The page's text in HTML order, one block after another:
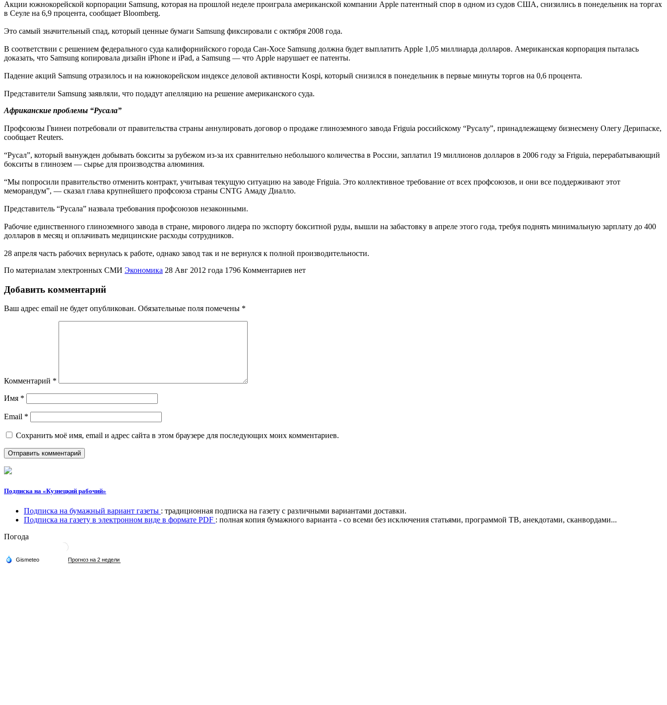
Акции южнокорейской корпорации Samsung, которая на прошлой неделе проиграла американской компании Apple патентный спор в одном из судов США, снизились в понедельник на торгах
в Сеуле на 6,9 процента, сообщает Bloomberg.
Это самый значительный спад, который ценные бумаги Samsung фиксировали с октября 2008 года.
В соответствии с решением федерального суда калифорнийского города Сан-Хосе Samsung должна будет выплатить Apple 1,05 миллиарда долларов. Американская корпорация пыталась
доказать, что Samsung копировала дизайн iPhone и iPad, а Samsung — что Apple нарушает ее патенты.
Падение акций Samsung отразилось и на южнокорейском индексе деловой активности Kospi, который снизился в понедельник в первые минуты торгов на 0,6 процента.
Представители Samsung заявляли, что подадут апелляцию на решение американского суда.
Африканские проблемы “Русала”
Профсоюзы Гвинеи потребовали от правительства страны аннулировать договор о продаже глиноземного завода Friguia российскому “Русалу”, принадлежащему бизнесмену Олегу Дерипаске,
сообщает Reuters.
“Русал”, который вынужден добывать бокситы за рубежом из-за их сравнительно небольшого количества в России, заплатил 19 миллионов долларов в 2006 году за Friguia, перерабатывающий
бокситы в глинозем — сырье для производства алюминия.
“Мы попросили правительство отменить контракт, учитывая текущую ситуацию на заводе Friguia. Это коллективное требование от всех профсоюзов, и они все поддерживают этот
меморандум”, — сказал глава крупнейшего профсоюза страны CNTG Амаду Диалло.
Представитель “Русала” назвала требования профсоюзов незаконными.
Рабочие единственного глиноземного завода в стране, мирового лидера по экспорту бокситной руды, вышли на забастовку в апреле этого года, требуя поднять минимальную зарплату до 400
долларов в месяц и оплачивать медицинские расходы сотрудников.
28 апреля часть рабочих вернулась к работе, однако завод так и не вернулся к полной производительности.
По материалам электронных СМИ Экономика 28 Авг 2012 года 1796 Комментариев нет
Добавить комментарий
Ваш адрес email не будет опубликован. Обязательные поля помечены *
Комментарий *
Имя *
Email *
Сохранить моё имя, email и адрес сайта в этом браузере для последующих моих комментариев.
Подписка на «Кузнецкий рабочий»
Подписка на бумажный вариант газеты : традиционная подписка на газету с различными вариантами доставки.
Подписка на газету в электронном виде в формате PDF : полная копия бумажного варианта - со всеми без исключения статьями, программой ТВ, анекдотами, сканвордами...
Погода